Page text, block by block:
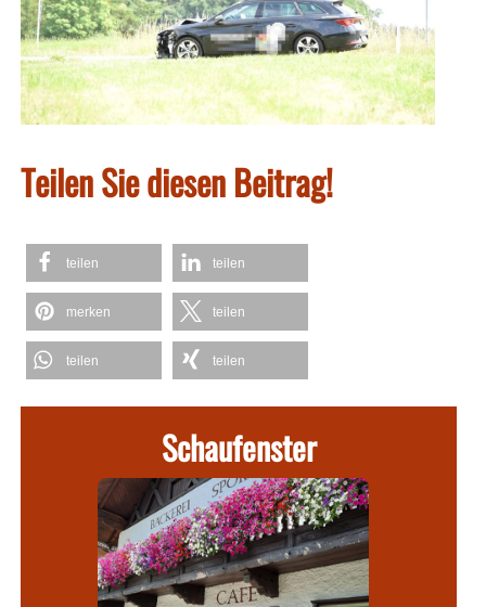
Teilen Sie diesen Beitrag!
teilen teilen
merken teilen
teilen teilen
Schaufenster